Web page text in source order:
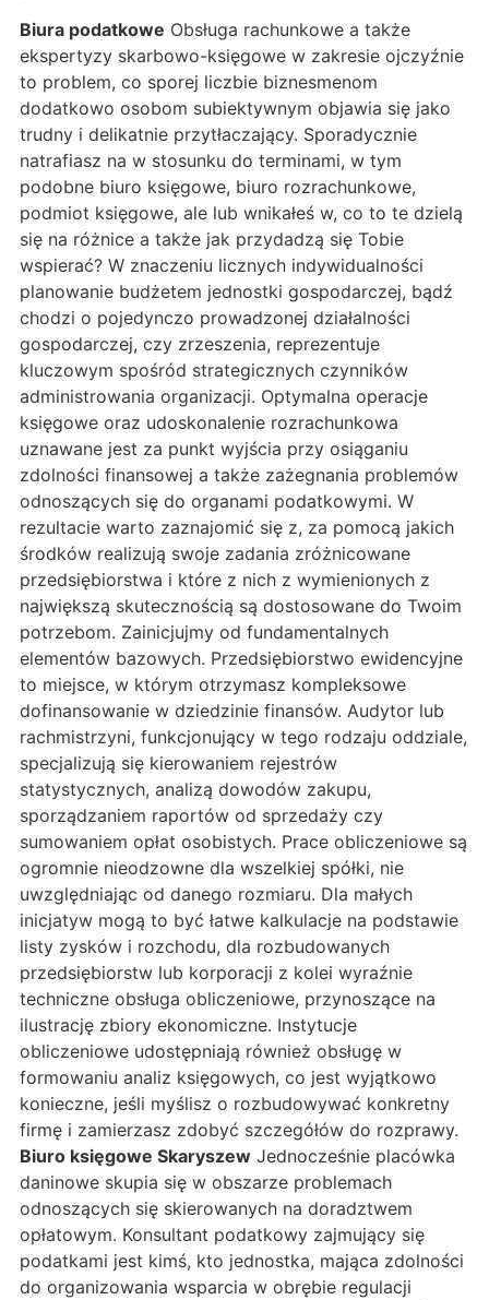
Biura podatkowe Obsługa rachunkowe a także
ekspertyzy skarbowo-księgowe w zakresie ojczyźnie
to problem, co sporej liczbie biznesmenom
dodatkowo osobom subiektywnym objawia się jako
trudny i delikatnie przytłaczający. Sporadycznie
natrafiasz na w stosunku do terminami, w tym
podobne biuro księgowe, biuro rozrachunkowe,
podmiot księgowe, ale lub wnikałeś w, co to te dzielą
się na różnice a także jak przydadzą się Tobie
wspierać? W znaczeniu licznych indywidualności
planowanie budżetem jednostki gospodarczej, bądź
chodzi o pojedynczo prowadzonej działalności
gospodarczej, czy zrzeszenia, reprezentuje
kluczowym spośród strategicznych czynników
administrowania organizacji. Optymalna operacje
księgowe oraz udoskonalenie rozrachunkowa
uznawane jest za punkt wyjścia przy osiąganiu
zdolności finansowej a także zażegnania problemów
odnoszących się do organami podatkowymi. W
rezultacie warto zaznajomić się z, za pomocą jakich
środków realizują swoje zadania zróżnicowane
przedsiębiorstwa i które z nich z wymienionych z
największą skutecznością są dostosowane do Twoim
potrzebom. Zainicjujmy od fundamentalnych
elementów bazowych. Przedsiębiorstwo ewidencyjne
to miejsce, w którym otrzymasz kompleksowe
dofinansowanie w dziedzinie finansów. Audytor lub
rachmistrzyni, funkcjonujący w tego rodzaju oddziale,
specjalizują się kierowaniem rejestrów
statystycznych, analizą dowodów zakupu,
sporządzaniem raportów od sprzedaży czy
sumowaniem opłat osobistych. Prace obliczeniowe są
ogromnie nieodzowne dla wszelkiej spółki, nie
uwzględniając od danego rozmiaru. Dla małych
inicjatyw mogą to być łatwe kalkulacje na podstawie
listy zysków i rozchodu, dla rozbudowanych
przedsiębiorstw lub korporacji z kolei wyraźnie
techniczne obsługa obliczeniowe, przynoszące na
ilustrację zbiory ekonomiczne. Instytucje
obliczeniowe udostępniają również obsługę w
formowaniu analiz księgowych, co jest wyjątkowo
konieczne, jeśli myślisz o rozbudowywać konkretny
firmę i zamierzasz zdobyć szczegółów do rozprawy.
Biuro księgowe Skaryszew Jednocześnie placówka
daninowe skupia się w obszarze problemach
odnoszących się skierowanych na doradztwem
opłatowym. Konsultant podatkowy zajmujący się
podatkami jest kimś, kto jednostka, mająca zdolności
do organizowania wsparcia w obrębie regulacji